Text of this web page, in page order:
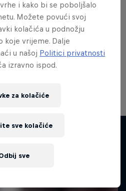
Zagreb
Zagreb , Croatia
i kako bi se poboljšalo
Možete povući svoj
kolačića u podnožju
koje vrijeme. Dalje
u našoj Politici privatnosti
izravno ispod.
za kolačiće
sve
sve kolačiće